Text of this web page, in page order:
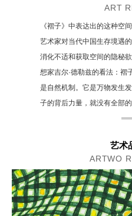
ART
《褶子》中表达出的这种空
艺术家对当代中国生存境遇
消化不适和获取空间的隐秘
想家吉尔·德勒兹的看法：褶
是自然机制。它是万物发生
子的背后力量，就没有全部的
艺术
ARTWO